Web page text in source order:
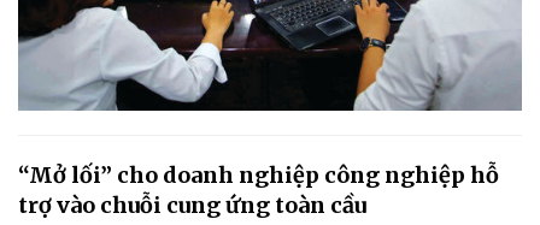
“Mở lối” cho doanh nghiệp công nghiệp hỗ
trợ vào chuỗi cung ứng toàn cầu